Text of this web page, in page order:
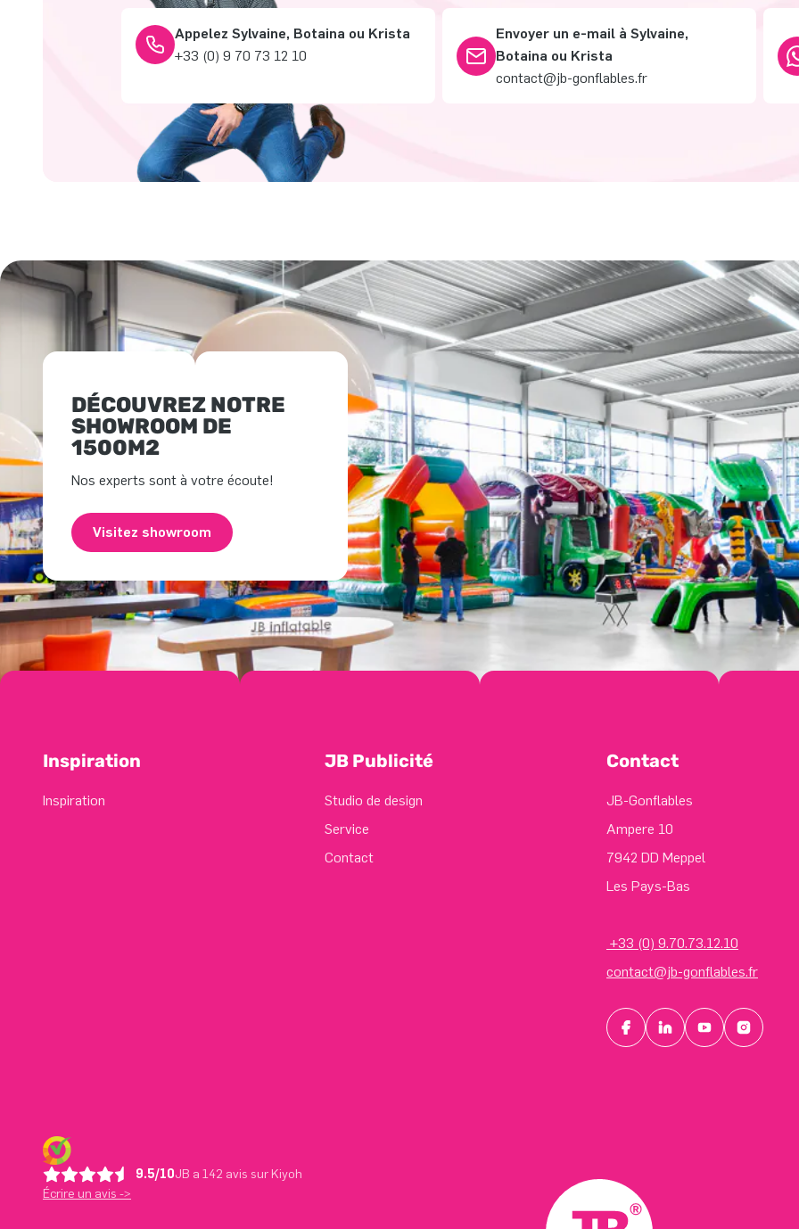
Appelez Sylvaine, Botaina ou Krista
+33 (0) 9 70 73 12 10
Envoyer un e-mail à Sylvaine,
Botaina ou Krista
contact@jb-gonflables.fr
DÉCOUVREZ NOTRE
SHOWROOM DE
1500M2
Nos experts sont à votre écoute!
Visitez showroom
Inspiration
Inspiration
JB Publicité
Studio de design
Service
Contact
Contact
JB-Gonflables
Ampere 10
7942 DD Meppel
Les Pays-Bas
+33 (0) 9.70.73.12.10
contact@jb-gonflables.fr
9.5/10JB a 142 avis sur Kiyoh
Écrire un avis ->